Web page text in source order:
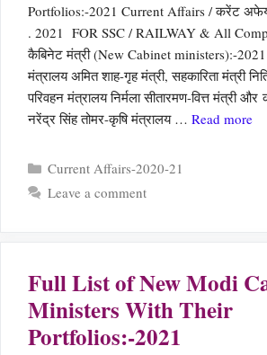
Portfolios:-2021 Current Affairs / करेंट
. 2021 FOR SSC / RAILWAY & All
कैबिनेट मंत्री (New Cabinet ministers):-2021
मंत्रालय अमित शाह-गृह मंत्री, सहकारिता मंत्री
परिवहन मंत्रालय निर्मला सीतारमण-वित्त मंत्री और
नरेंद्र सिंह तोमर-कृषि मंत्रालय … Read more
Categories
Current Affairs-2020-21
Leave a comment
Full List of New Modi
Ministers With Their
Portfolios:-2021